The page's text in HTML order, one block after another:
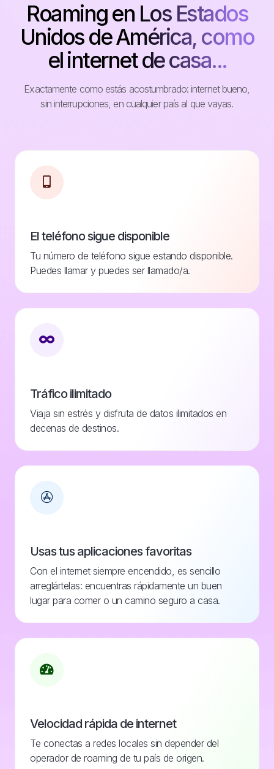
Roaming en Los Estados
Unidos de América, como
el internet de casa...
Exactamente como estás acostumbrado: internet bueno,
sin interrupciones, en cualquier país al que vayas.
El teléfono sigue disponible
Tu número de teléfono sigue estando disponible.
Puedes llamar y puedes ser llamado/a.
Tráfico ilimitado
Viaja sin estrés y disfruta de datos ilimitados en
decenas de destinos.
Usas tus aplicaciones favoritas
Con el internet siempre encendido, es sencillo
arreglártelas: encuentras rápidamente un buen
lugar para comer o un camino seguro a casa.
Velocidad rápida de internet
Te conectas a redes locales sin depender del
operador de roaming de tu país de origen.